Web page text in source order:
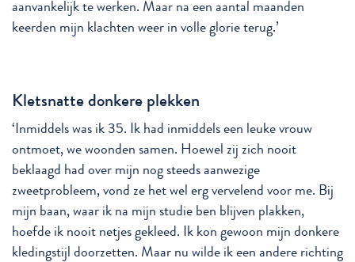
aanvankelijk te werken. Maar na een aantal maanden
keerden mijn klachten weer in volle glorie terug.’
Kletsnatte donkere plekken
‘Inmiddels was ik 35. Ik had inmiddels een leuke vrouw
ontmoet, we woonden samen. Hoewel zij zich nooit
beklaagd had over mijn nog steeds aanwezige
zweetprobleem, vond ze het wel erg vervelend voor me. Bij
mijn baan, waar ik na mijn studie ben blijven plakken,
hoefde ik nooit netjes gekleed. Ik kon gewoon mijn donkere
kledingstijl doorzetten. Maar nu wilde ik een andere richting